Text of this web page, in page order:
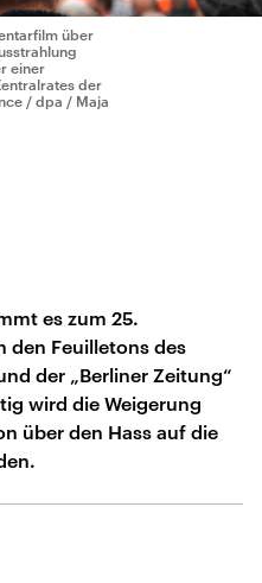
über
einer
der
/ dpa / Maja
es zum 25.
den Feuilletons des
der „Berliner Zeitung“
wird die Weigerung
über den Hass auf die